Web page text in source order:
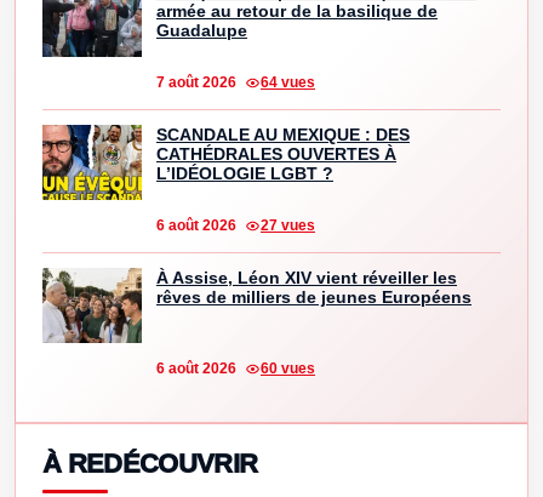
armée au retour de la basilique de
Guadalupe
7 août 2026 64 vues
SCANDALE AU MEXIQUE : DES
CATHÉDRALES OUVERTES À
L’IDÉOLOGIE LGBT ?
6 août 2026 27 vues
À Assise, Léon XIV vient réveiller les
rêves de milliers de jeunes Européens
6 août 2026 60 vues
À REDÉCOUVRIR